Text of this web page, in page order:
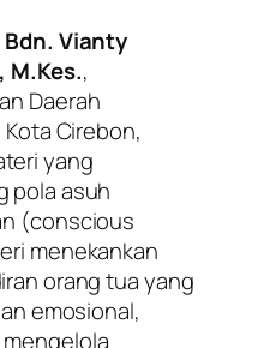
Bdn. Vianty
M.Kes.,
Daerah
Cirebon,
yang
pola asuh
(conscious
menekankan
orang tua yang
emosional,